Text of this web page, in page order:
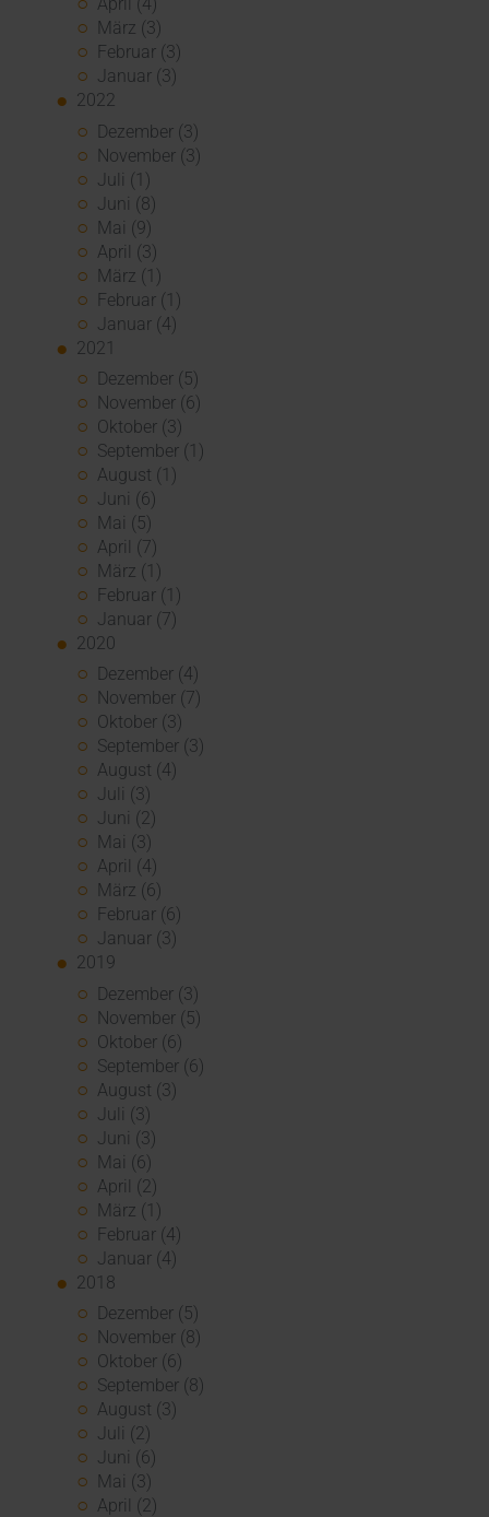
März (3)
Februar (3)
Januar (3)
2022
Dezember (3)
November (3)
Juli (1)
Juni (8)
Mai (9)
April (3)
März (1)
Februar (1)
Januar (4)
2021
Dezember (5)
November (6)
Oktober (3)
September (1)
August (1)
Juni (6)
Mai (5)
April (7)
März (1)
Februar (1)
Januar (7)
2020
Dezember (4)
November (7)
Oktober (3)
September (3)
August (4)
Juli (3)
Juni (2)
Mai (3)
April (4)
März (6)
Februar (6)
Januar (3)
2019
Dezember (3)
November (5)
Oktober (6)
September (6)
August (3)
Juli (3)
Juni (3)
Mai (6)
April (2)
März (1)
Februar (4)
Januar (4)
2018
Dezember (5)
November (8)
Oktober (6)
September (8)
August (3)
Juli (2)
Juni (6)
Mai (3)
April (2)